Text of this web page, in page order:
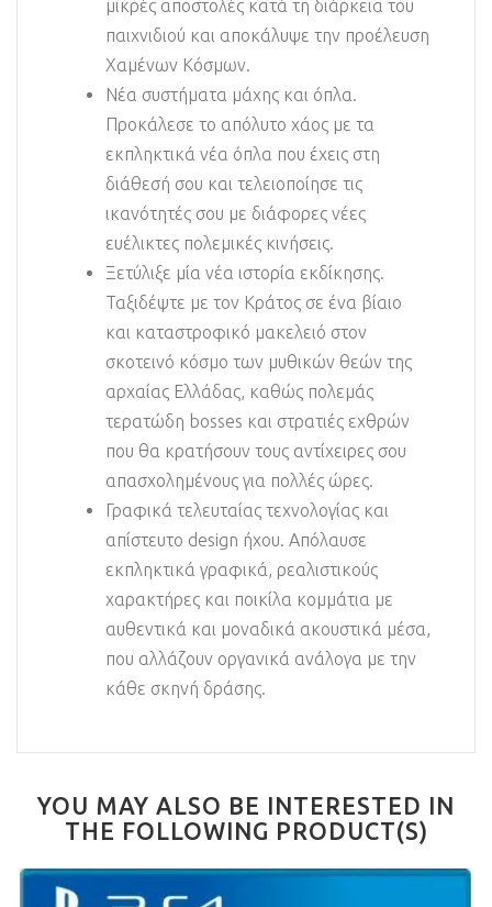
μικρές αποστολές κατά τη διάρκεια του
παιχνιδιού και αποκάλυψε την προέλευση
Χαμένων Κόσμων.
Νέα συστήματα μάχης και όπλα.
Προκάλεσε το απόλυτο χάος με τα
εκπληκτικά νέα όπλα που έχεις στη
διάθεσή σου και τελειοποίησε τις
ικανότητές σου με διάφορες νέες
ευέλικτες πολεμικές κινήσεις.
Ξετύλιξε μία νέα ιστορία εκδίκησης.
Ταξιδέψτε με τον Κράτος σε ένα βίαιο
και καταστροφικό μακελειό στον
σκοτεινό κόσμο των μυθικών θεών της
αρχαίας Ελλάδας, καθώς πολεμάς
τερατώδη bosses και στρατιές εχθρών
που θα κρατήσουν τους αντίχειρες σου
απασχολημένους για πολλές ώρες.
Γραφικά τελευταίας τεχνολογίας και
απίστευτο design ήχου. Απόλαυσε
εκπληκτικά γραφικά, ρεαλιστικούς
χαρακτήρες και ποικίλα κομμάτια με
αυθεντικά και μοναδικά ακουστικά μέσα,
που αλλάζουν οργανικά ανάλογα με την
κάθε σκηνή δράσης.
YOU MAY ALSO BE INTERESTED IN
THE FOLLOWING PRODUCT(S)